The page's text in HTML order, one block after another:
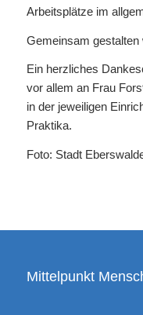
Arbeitsplätze im
Gemeinsam gestalten
Ein herzliches
vor allem an Frau
in der jeweiligen
Praktika.
Foto: Stadt
Mittelpunkt